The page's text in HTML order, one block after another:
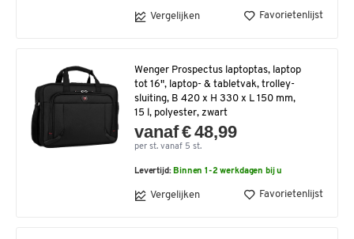
Vergelijken Favorietenlijst
Wenger Prospectus laptoptas, laptop
tot 16", laptop- & tabletvak, trolley-
sluiting, B 420 x H 330 x L 150 mm,
15 l, polyester, zwart
vanaf € 48,99
per st. vanaf 5 st.
Levertijd: Binnen 1-2 werkdagen bij u
Vergelijken Favorietenlijst